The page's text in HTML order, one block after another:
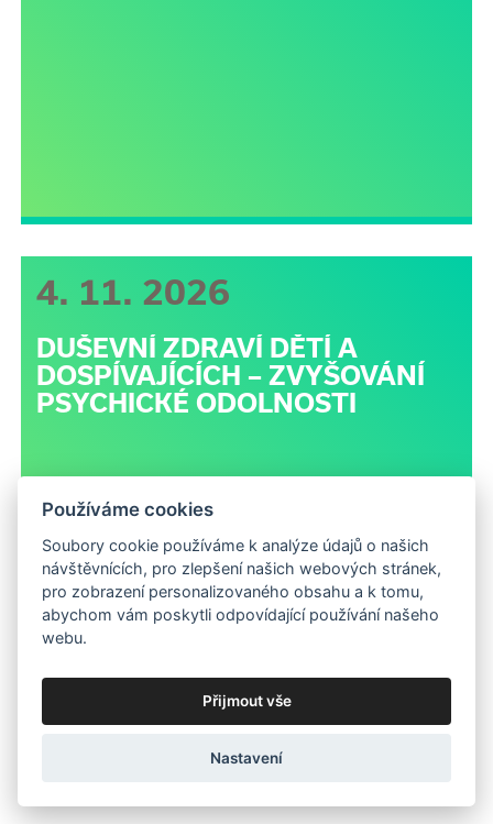
4. 11. 2026
DUŠEVNÍ ZDRAVÍ DĚTÍ A
DOSPÍVAJÍCÍCH – ZVYŠOVÁNÍ
PSYCHICKÉ ODOLNOSTI
Používáme cookies
Soubory cookie používáme k analýze údajů o našich
návštěvnících, pro zlepšení našich webových stránek,
pro zobrazení personalizovaného obsahu a k tomu,
abychom vám poskytli odpovídající používání našeho
webu.
Přijmout vše
Nastavení